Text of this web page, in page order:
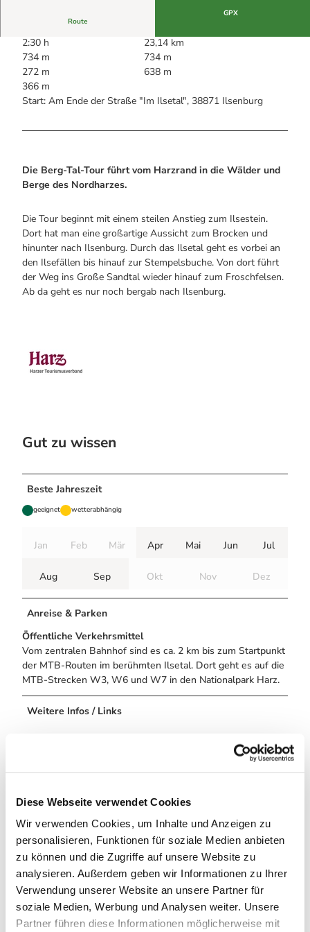
Diese Webseite verwendet Cookies
Wir verwenden Cookies, um Inhalte und Anzeigen zu
personalisieren, Funktionen für soziale Medien anbieten
zu können und die Zugriffe auf unsere Website zu
analysieren. Außerdem geben wir Informationen zu Ihrer
Verwendung unserer Website an unsere Partner für
soziale Medien, Werbung und Analysen weiter. Unsere
Partner führen diese Informationen möglicherweise mit
Noch lange nicht Schicht im Schacht
Die Eisflüsterer: Harzer Falken
Wanderführer Jörg Kühnhold
Webcams
Kulinarik
Einkaufen
Webcams
Route
GPX
2:30 h
23,14 km
734 m
734 m
272 m
638 m
366 m
Start: Am Ende der Straße "Im Ilsetal", 38871 Ilsenburg
Die Berg-Tal-Tour führt vom Harzrand in die Wälder und
Berge des Nordharzes.
Die Tour beginnt mit einem steilen Anstieg zum Ilsestein.
Dort hat man eine großartige Aussicht zum Brocken und
hinunter nach Ilsenburg. Durch das Ilsetal geht es vorbei an
den Ilsefällen bis hinauf zur Stempelsbuche. Von dort führt
der Weg ins Große Sandtal wieder hinauf zum Froschfelsen.
Ab da geht es nur noch bergab nach Ilsenburg.
Gut zu wissen
Beste Jahreszeit
geeignet wetterabhängig
Jan Feb Mär Apr Mai Jun Jul
Aug Sep Okt Nov Dez
Anreise & Parken
Öffentliche Verkehrsmittel
Vom zentralen Bahnhof sind es ca. 2 km bis zum Startpunkt
der MTB-Routen im berühmten Ilsetal. Dort geht es auf die
MTB-Strecken W3, W6 und W7 in den Nationalpark Harz.
Weitere Infos / Links
Die Volksbank Arena Harz gibt es auch bei YouTube.
Autor:in
Volksbank Arena Harz
Organisation
Harz: Magische Gebirgswelt